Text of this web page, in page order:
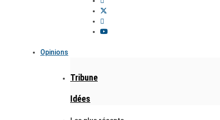
Opinions
Tribune
Idées